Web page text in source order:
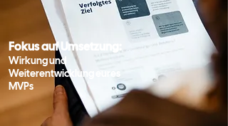
Fokus auf Umsetzung:
Wirkung und
Weiterentwicklung eures
MVPs